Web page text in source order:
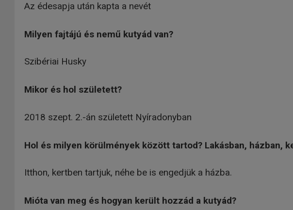
Az édesapja után kapta a nevét
Milyen fajtájú és nemű kutyád van?
Szibériai Husky
Mikor és hol született?
2018 szept. 2.-án született Nyíradonyban
Hol és milyen körülmények között tartod? Lakásban, házban,
Itthon, kertben tartjuk, néhe be is engedjük a házba.
Mióta van meg és hogyan került hozzád a kutyád?